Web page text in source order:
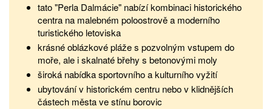
tato "Perla Dalmácie" nabízí kombinaci historického
centra na malebném poloostrově a moderního
turistického letoviska
krásné oblázkové pláže s pozvolným vstupem do
moře, ale i skalnaté břehy s betonovými moly
široká nabídka sportovního a kulturního vyžití
ubytování v historickém centru nebo v klidnějších
částech města ve stínu borovic